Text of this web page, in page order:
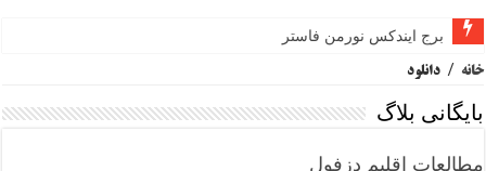
برج ایندکس نورمن فاستر
خانه / دانلود
بایگانی بلاگ
مطالعات اقلیم دزفول